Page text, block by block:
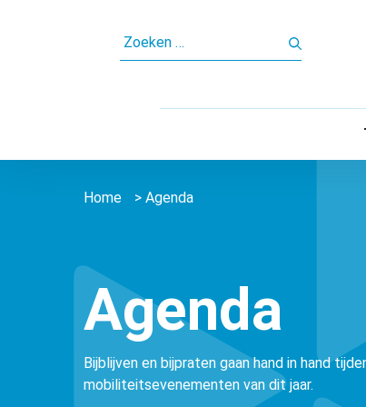
NAAR:
Home > Agenda
Agenda
Bijblijven en bijpraten gaan hand in hand
mobiliteitsevenementen van dit jaar.